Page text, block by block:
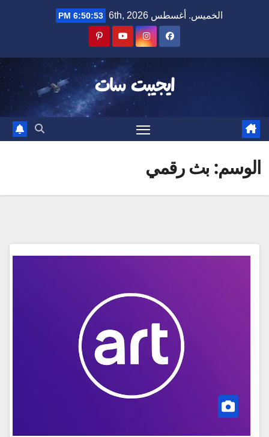
الخميس. أغسطس 6th, 2026 6:50:54 PM
ايجيبت سات
الوسم:بث رقمي